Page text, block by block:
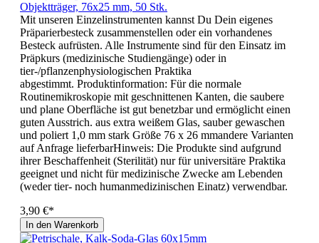
Objektträger, 76x25 mm, 50 Stk.
Mit unseren Einzelinstrumenten kannst Du Dein eigenes
Präparierbesteck zusammenstellen oder ein vorhandenes
Besteck aufrüsten. Alle Instrumente sind für den Einsatz im
Präpkurs (medizinische Studiengänge) oder in
tier-/pflanzenphysiologischen Praktika
abgestimmt. Produktinformation: Für die normale
Routinemikroskopie mit geschnittenen Kanten, die saubere
und plane Oberfläche ist gut benetzbar und ermöglicht einen
guten Ausstrich. aus extra weißem Glas, sauber gewaschen
und poliert 1,0 mm stark Größe 76 x 26 mmandere Varianten
auf Anfrage lieferbarHinweis: Die Produkte sind aufgrund
ihrer Beschaffenheit (Sterilität) nur für universitäre Praktika
geeignet und nicht für medizinische Zwecke am Lebenden
(weder tier- noch humanmedizinischen Einatz) verwendbar.
3,90 €*
In den Warenkorb